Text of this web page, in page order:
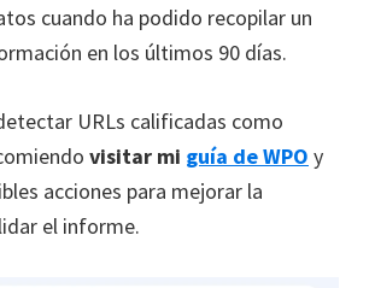
cuando ha podido recopilar un
en los últimos 90 días.
URLs calificadas como
visitar mi guía de WPO y
acciones para mejorar la
el informe.